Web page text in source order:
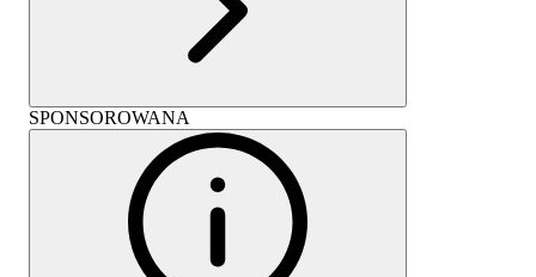
SPONSOROWANA